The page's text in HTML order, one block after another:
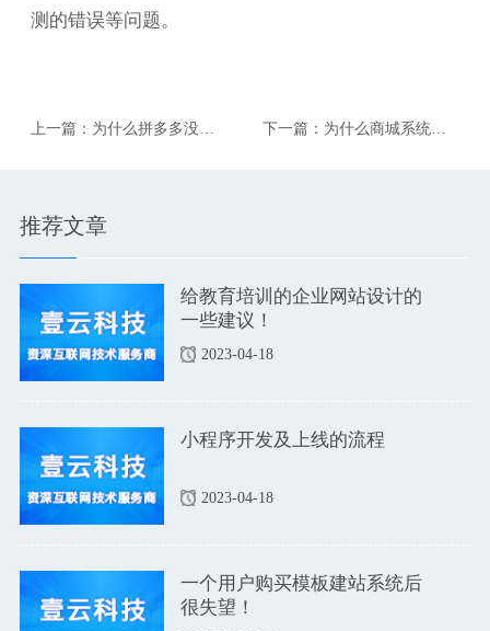
测的错误等问题。
上一篇：为什么拼多多没有
下一篇：为什么商城系统有
推荐文章
给教育培训的企业网站设计的
一些建议！
2023-04-18
小程序开发及上线的流程
2023-04-18
一个用户购买模板建站系统后
很失望！